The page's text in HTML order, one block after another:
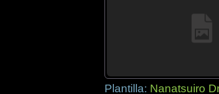
Plantilla: Nanatsuiro